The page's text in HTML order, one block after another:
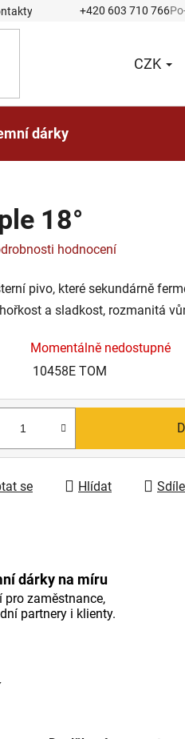
+420 603 710 766
CZK
dárky
18°
hodnocení
pivo, které sekundárně
a sladkost, rozmanitá
Momentálně nedostupné
10458E TOM
se Hlídat
dárky na míru
pro zaměstnance,
partnery i klienty.